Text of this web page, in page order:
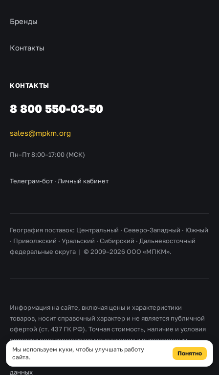
Бренды
Контакты
КОНТАКТЫ
8 800 550-03-50
sales@mpkm.org
Пн–Пт 8:00–17:00 (МСК)
Телеграм-бот · Личный кабинет
География поставок: Центральный · Северо-Западный · Южный
· Приволжский · Уральский · Сибирский · Дальневосточный
федеральные округа | © 2009–2026 ООО «МПКМ».
Информация на сайте, включая цены и характеристики
товаров, носит справочный характер и не является публичной
офертой (ст. 437 ГК РФ). Точная стоимость, наличие и условия
поставки подтверждаются менеджером и выставленным
счетом. Товарные знаки принадлежат их правообладателям.
Правовая информация
Согласие на обработку персональных
данных
Мы используем куки, чтобы улучшать работу
сайта.
Понятно